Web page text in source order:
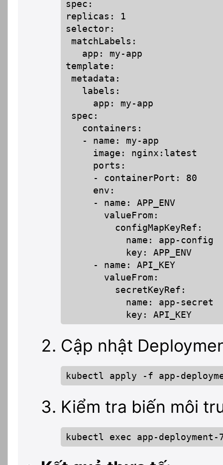
spec:
replicas: 1
selector:
matchLabels:
   app: my-app
template:
metadata:
   labels:
     app: my-app
spec:
   containers:
   - name: my-app
     image: nginx:latest
     ports:
     - containerPort: 80
     env:
     - name: APP_ENV
       valueFrom:
         configMapKeyRef:
           name: app-config
           key: APP_ENV
     - name: API_KEY
       valueFrom:
         secretKeyRef:
           name: app-secret
           key: API_KEY
Cập nhật
kubectl apply -f app-
Kiểm tra biến môi
kubectl exec app-deployment-